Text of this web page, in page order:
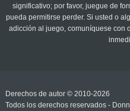
significativo; por favor, juegue de
pueda permitirse perder. Si usted o
adicción al juego, comuníquese con
Derechos de autor © 2010-2026
Todos los derechos reservados -